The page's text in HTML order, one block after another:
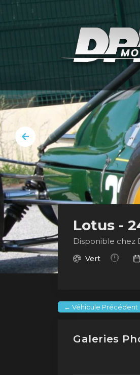
Lotus -
Disponible chez
Vert
← Véhicule Précédent
Galeries